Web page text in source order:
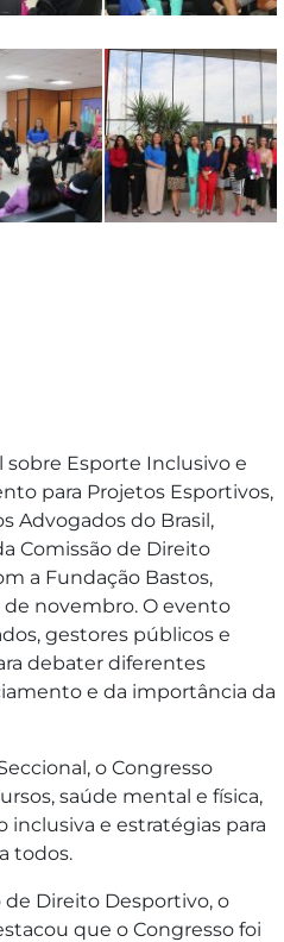
sobre Esporte Inclusivo e
para Projetos Esportivos,
Advogados do Brasil,
Comissão de Direito
a Fundação Bastos,
de novembro. O evento
gestores públicos e
debater diferentes
e da importância da
o Congresso
saúde mental e física,
e estratégias para
todos.
de Direito Desportivo, o
que o Congresso foi